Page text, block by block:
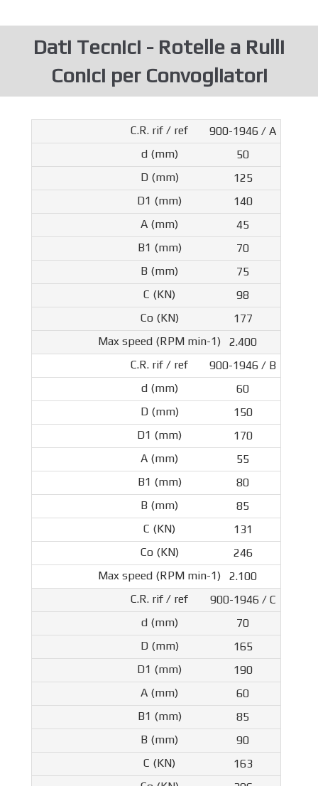
Dati Tecnici - Rotelle a Rulli
Conici per Convogliatori
900-1946 / A
50
125
140
45
70
75
98
177
2.400
900-1946 / B
60
150
170
55
80
85
131
246
2.100
900-1946 / C
70
165
190
60
85
90
163